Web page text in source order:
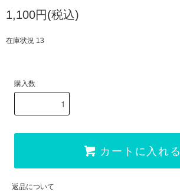
1,100円(税込)
在庫状況 13
購入数
カートに入れる
返品について